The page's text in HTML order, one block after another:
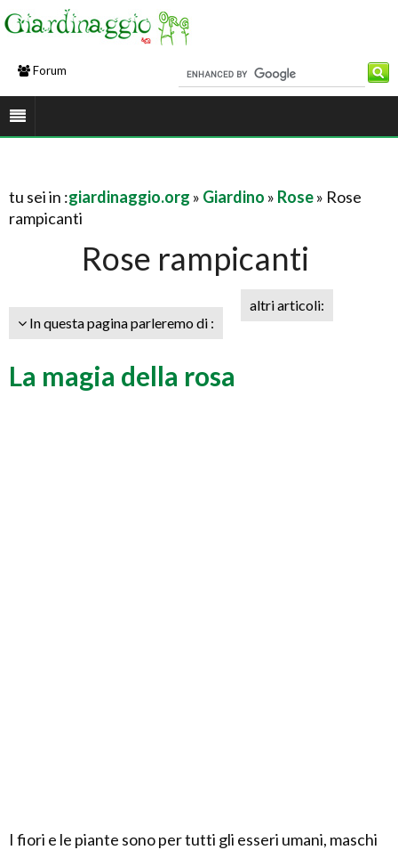
Forum
tu sei in :giardinaggio.org » Giardino » Rose» Rose
rampicanti
Rose rampicanti
In questa pagina parleremo di :
altri articoli:
La magia della rosa
I fiori e le piante sono per tutti gli esseri umani, maschi